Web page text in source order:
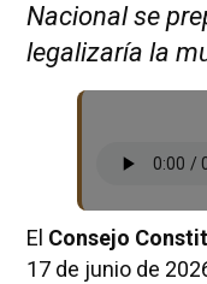
Nacional se
legalizaría la
El Consejo
17 de junio de